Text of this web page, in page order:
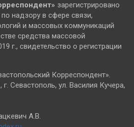
зарегистрировано
надзору в сфере связи,
и массовых коммуникаций
средства массовой
г., свидетельство о регистрации
Корреспондент».
г. Севастополь, ул. Василия Кучера,
А.В.